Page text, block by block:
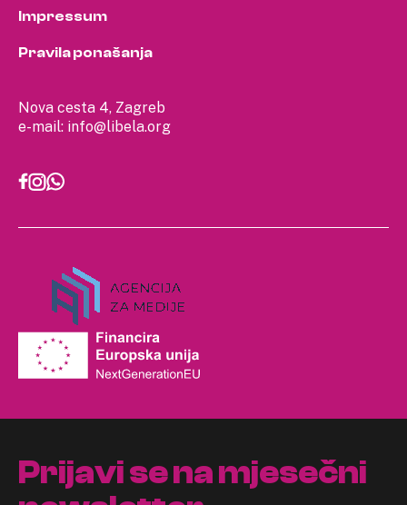
Nova cesta 4, Zagreb
e-mail: info@libela.org
Impressum
Pravila ponašanja
Prijavi se na mjesečni